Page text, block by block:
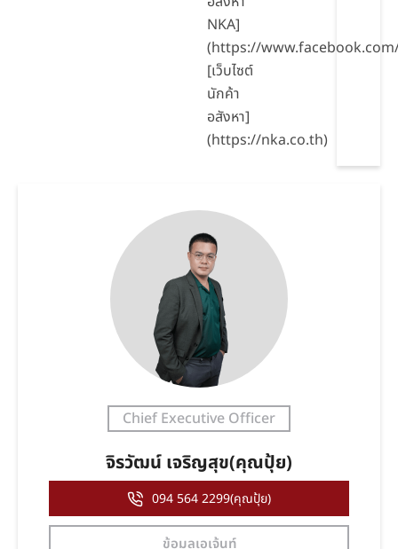
NKA]
(https://
[เว็บไซต์
นักค้า
อสังหา]
(https://nka.co.th)
Chief Executive Officer
จิรวัฒน์ เจริญสุข(คุณปุ้ย)
094 564 2299(คุณปุ้ย)
ข้อมูลเอเจ้นท์